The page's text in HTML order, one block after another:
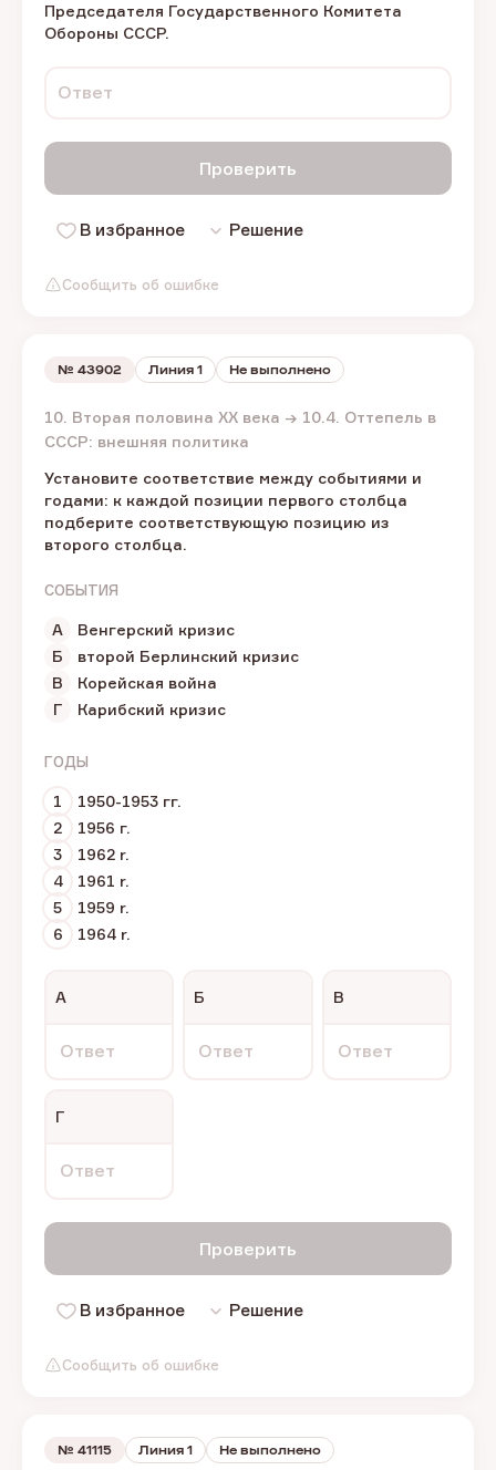
Сообщить об ошибке
Председателя Государственного Комитета
Обороны CCCP.
Ответ
Проверить
В избранное Решение
№ 43902 Линия 1 Не выполнено
Сообщить об ошибке
10. Вторая половина XX века → 10.4. Оттепель в
СССР: внешняя политика
Установите соответствие между событиями и
годами: к каждой позиции первого столбца
подберите соответствующую позицию из
второго столбца.
СОБЫТИЯ
А
Венгерский кризис
Б
второй Берлинский кризис
В
Корейская война
Г
Карибский кризис
ГОДЫ
1
1950-1953 гг.
2
1956 г.
3
1962 r.
4
1961 r.
5
1959 r.
6
1964 r.
А
Ответ
Б
Ответ
В
Ответ
Г
Ответ
Проверить
В избранное Решение
№ 41115 Линия 1 Не выполнено